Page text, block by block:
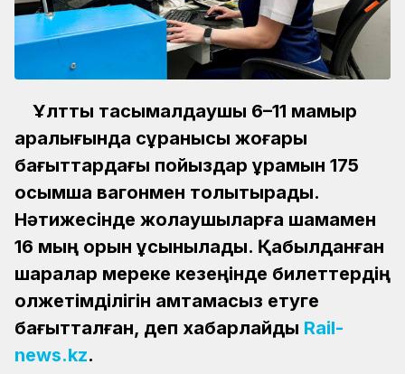
Ұлттық тасымалдаушы 6–11 мамыр
аралығында сұранысы жоғары
бағыттардағы пойыздар құрамын 175
қосымша вагонмен толықтырады.
Нәтижесінде жолаушыларға шамамен
16 мың орын ұсынылады. Қабылданған
шаралар мереке кезеңінде билеттердің
қолжетімділігін қамтамасыз етуге
бағытталған, деп хабарлайды Rail-
news.kz.